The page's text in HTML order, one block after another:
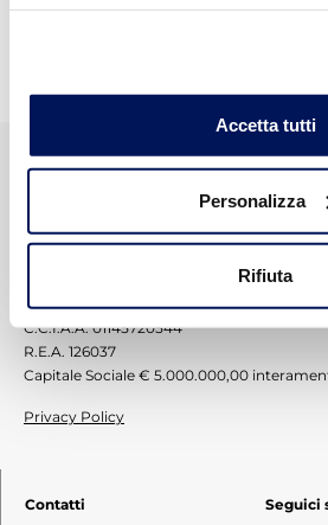
Accetta tutti
Personalizza
Rifiuta
risparmio energetico
P.IVA: 01145720544
C.C.I.A.A. 01145720544
R.E.A. 126037
Capitale Sociale € 5.000.000,00
Privacy Policy
Contatti Seguici